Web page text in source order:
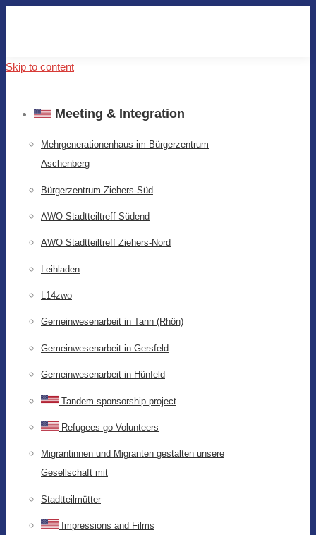
Skip to content
Meeting & Integration
Mehrgenerationenhaus im Bürgerzentrum
Aschenberg
Bürgerzentrum Ziehers-Süd
AWO Stadtteiltreff Südend
AWO Stadtteiltreff Ziehers-Nord
Leihladen
L14zwo
Gemeinwesenarbeit in Tann (Rhön)
Gemeinwesenarbeit in Gersfeld
Gemeinwesenarbeit in Hünfeld
Tandem-sponsorship project
Refugees go Volunteers
Migrantinnen und Migranten gestalten unsere
Gesellschaft mit
Stadtteilmütter
Impressions and Films